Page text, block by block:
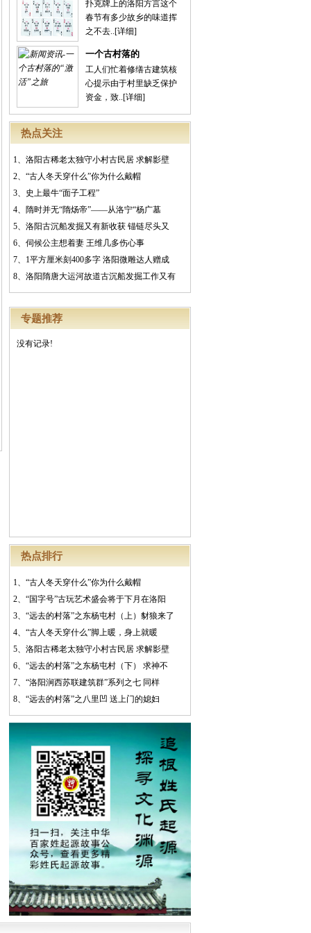
扑克牌上的洛阳方言这个
春节有多少故乡的味道挥
之不去..[详细]
一个古村落的
工人们忙着修缮古建筑核
心提示由于村里缺乏保护
资金，致..[详细]
热点关注
1、 洛阳古稀老太独守小村古民居 求解影壁
2、 “古人冬天穿什么”你为什么戴帽
3、 史上最牛“面子工程”
4、 隋时并无“隋炀帝”——从洛宁“杨广墓
5、 洛阳古沉船发掘又有新收获 锚链尽头又
6、 伺候公主想着妻 王维几多伤心事
7、 1平方厘米刻400多字 洛阳微雕达人赠成
8、 洛阳隋唐大运河故道古沉船发掘工作又有
专题推荐
没有记录!
热点排行
1、 “古人冬天穿什么”你为什么戴帽
2、 “国字号”古玩艺术盛会将于下月在洛阳
3、 “远去的村落”之东杨屯村（上）豺狼来了
4、 “古人冬天穿什么”脚上暖，身上就暖
5、 洛阳古稀老太独守小村古民居 求解影壁
6、 “远去的村落”之东杨屯村（下） 求神不
7、 “洛阳涧西苏联建筑群”系列之七 同样
8、 “远去的村落”之八里凹 送上门的媳妇